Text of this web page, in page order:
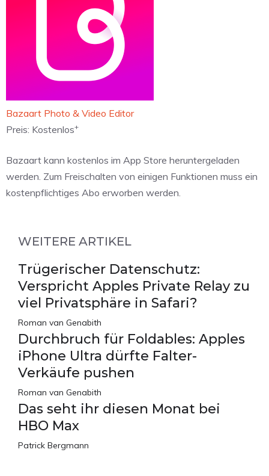
‎Bazaart Photo & Video Editor
Preis: Kostenlos+
Bazaart kann kostenlos im App Store heruntergeladen
werden. Zum Freischalten von einigen Funktionen muss ein
kostenpflichtiges Abo erworben werden.
WEITERE ARTIKEL
Trügerischer Datenschutz:
Verspricht Apples Private Relay zu
viel Privatsphäre in Safari?
Roman van Genabith
Durchbruch für Foldables: Apples
iPhone Ultra dürfte Falter-
Verkäufe pushen
Roman van Genabith
Das seht ihr diesen Monat bei
HBO Max
Patrick Bergmann